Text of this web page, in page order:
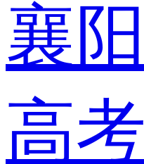
襄
高考